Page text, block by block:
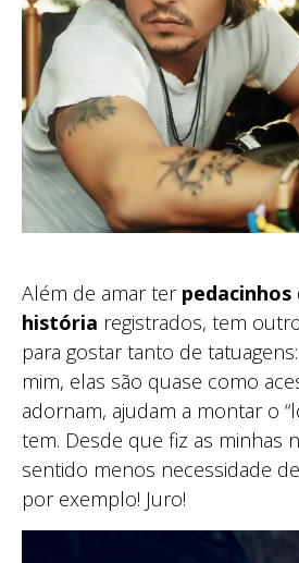
Além de amar ter pedacinhos
história registrados, tem
para gostar tanto de
mim, elas são quase como
adornam, ajudam a montar o
tem. Desde que fiz as minhas
sentido menos necessidade
por exemplo! Juro!